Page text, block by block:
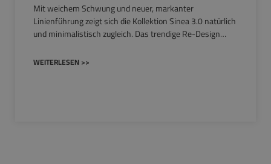
Mit weichem Schwung und neuer, markanter
Linienführung zeigt sich die Kollektion Sinea 3.0 natürlich
und minimalistisch zugleich. Das trendige Re-Design…
WEITERLESEN >>